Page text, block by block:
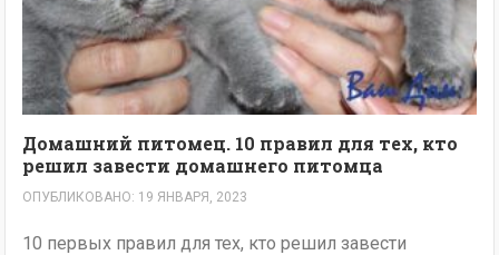
Домашний питомец. 10 правил для тех, кто
решил завести домашнего питомца
ОПУБЛИКОВАНО: 19 ЯНВАРЯ, 2023
10 первых правил для тех, кто решил завести